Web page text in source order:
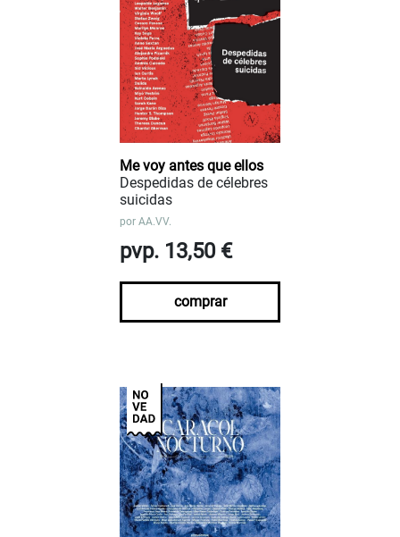
Me voy antes que ellos
Despedidas de célebres
suicidas
por AA.VV.
pvp. 13,50 €
comprar